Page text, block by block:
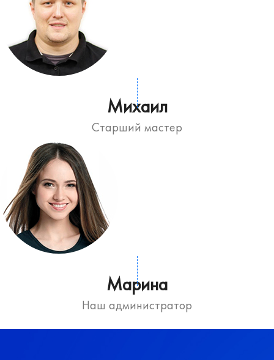
Михаил
Старший мастер
Марина
Наш администратор